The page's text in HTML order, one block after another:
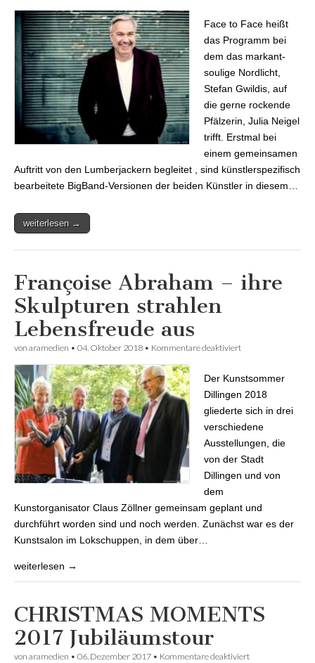
LUMBERJACK BIG
BAND
Face to Face heißt
das Programm bei
dem das markant-
soulige Nordlicht,
Stefan Gwildis, auf
die gerne rockende
Pfälzerin, Julia Neigel
trifft. Erstmal bei
einem gemeinsamen
Auftritt von den Lumberjackern begleitet , sind künstlerspezifisch
bearbeitete BigBand-Versionen der beiden Künstler in diesem…
weiterlesen →
Françoise Abraham – ihre
Skulpturen strahlen
Lebensfreude aus
von aramedien • 04. Oktober 2018 • Kommentare deaktiviert
Lebensfreude aus
Der Kunstsommer
Dillingen 2018
gliederte sich in drei
verschiedene
Ausstellungen, die
von der Stadt
Dillingen und von
dem
Kunstorganisator Claus Zöllner gemeinsam geplant und
durchführt worden sind und noch werden. Zunächst war es der
Kunstsalon im Lokschuppen, in dem über…
weiterlesen →
CHRISTMAS MOMENTS
2017 Jubiläumstour
von aramedien • 06. Dezember 2017 • Kommentare deaktiviert